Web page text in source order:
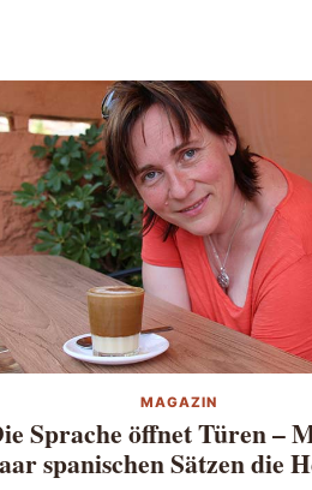
MAGAZIN
Sprache öffnet Türen –
spanischen Sätzen die